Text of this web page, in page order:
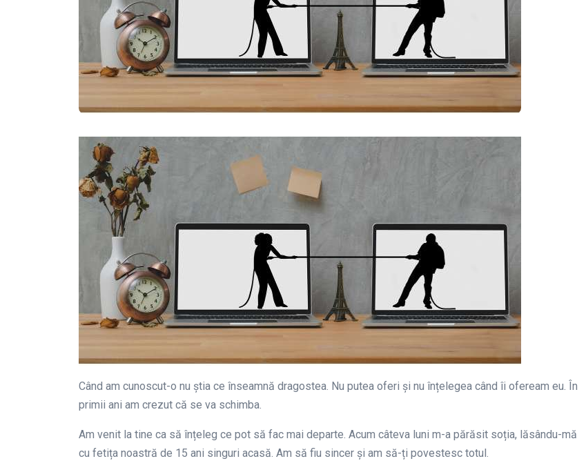
Când am cunoscut-o nu știa ce înseamnă dragostea. Nu putea oferi și nu înțelegea când îi ofeream eu. În
primii ani am crezut că se va schimba.
Am venit la tine ca să înțeleg ce pot să fac mai departe. Acum câteva luni m-a părăsit soția, lăsându-mă
cu fetița noastră de 15 ani singuri acasă. Am să fiu sincer și am să-ți povestesc totul.